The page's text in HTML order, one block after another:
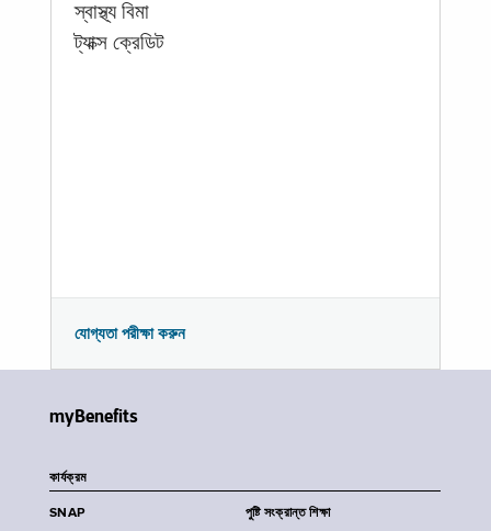
স্বাস্থ্য বিমা
ট্যাক্স ক্রেডিট
যোগ্যতা পরীক্ষা করুন
myBenefits
কার্যক্রম
SNAP পুষ্টি সংক্রান্ত শিক্ষা